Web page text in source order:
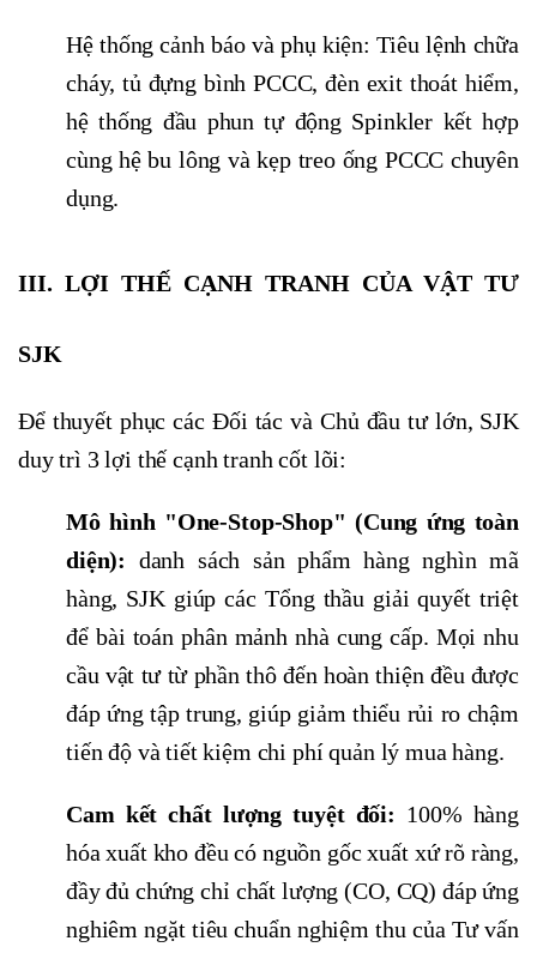
Hệ thống cảnh báo và phụ kiện: Tiêu lệnh chữa
cháy, tủ đựng bình PCCC, đèn exit thoát hiểm,
hệ thống đầu phun tự động Spinkler kết hợp
cùng hệ bu lông và kẹp treo ống PCCC chuyên
dụng.
III. LỢI THẾ CẠNH TRANH CỦA VẬT TƯ
SJK
Để thuyết phục các Đối tác và Chủ đầu tư lớn, SJK
duy trì 3 lợi thế cạnh tranh cốt lõi:
Mô hình "One-Stop-Shop" (Cung ứng toàn
diện): danh sách sản phẩm hàng nghìn mã
hàng, SJK giúp các Tổng thầu giải quyết triệt
để bài toán phân mảnh nhà cung cấp. Mọi nhu
cầu vật tư từ phần thô đến hoàn thiện đều được
đáp ứng tập trung, giúp giảm thiểu rủi ro chậm
tiến độ và tiết kiệm chi phí quản lý mua hàng.
Cam kết chất lượng tuyệt đối: 100% hàng
hóa xuất kho đều có nguồn gốc xuất xứ rõ ràng,
đầy đủ chứng chỉ chất lượng (CO, CQ) đáp ứng
nghiêm ngặt tiêu chuẩn nghiệm thu của Tư vấn